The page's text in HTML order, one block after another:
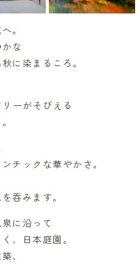
。
な
に染まるころ。
ーがそびえる
チックな華やかさ。
呑みます。
に沿って
、日本庭園。
、